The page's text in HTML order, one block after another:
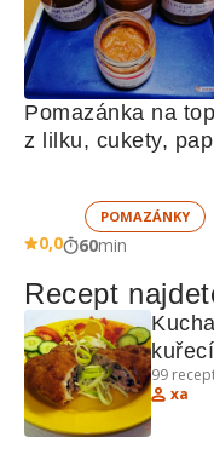
Pomazánka na
z lilku, cukety,
žampionů
POMAZÁNKY
0,0 60min
Recept
99
xa